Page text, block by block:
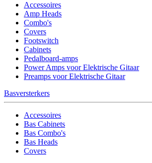
Accessoires
Amp Heads
Combo's
Covers
Footswitch
Cabinets
Pedalboard-amps
Power Amps voor Elektrische Gitaar
Preamps voor Elektrische Gitaar
Basversterkers
Accessoires
Bas Cabinets
Bas Combo's
Bas Heads
Covers